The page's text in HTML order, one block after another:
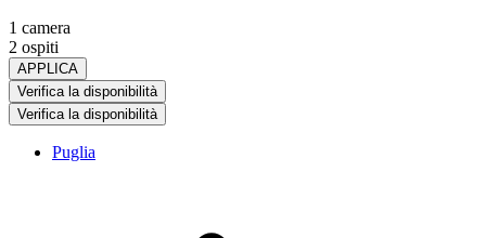
1 camera
2 ospiti
APPLICA
Verifica la disponibilità
Verifica la disponibilità
Puglia